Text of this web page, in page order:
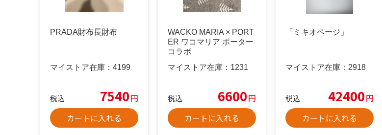
PRADA財布長財布
マイストア在庫： 4199
税込 7540円
カートに入れる
WACKO MARIA × PORT
ER ワコマリア ポーター
コラボ
マイストア在庫： 1231
税込 6600円
カートに入れる
「ミキオページ」
マイストア在庫： 2918
税込 42400円
カートに入れる